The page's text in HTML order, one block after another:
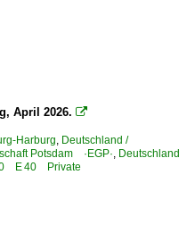
·KSO·
April 2026. 
Harburg, Deutschland /
Potsdam ·EGP·, Deutschland
E 40 Private